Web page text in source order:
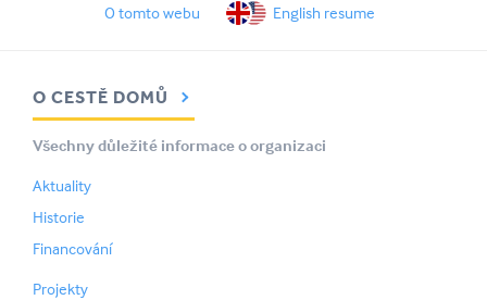
O tomto webu English resume
O CESTĚ DOMŮ
Všechny důležité informace o organizaci
Aktuality
Historie
Financování
Projekty